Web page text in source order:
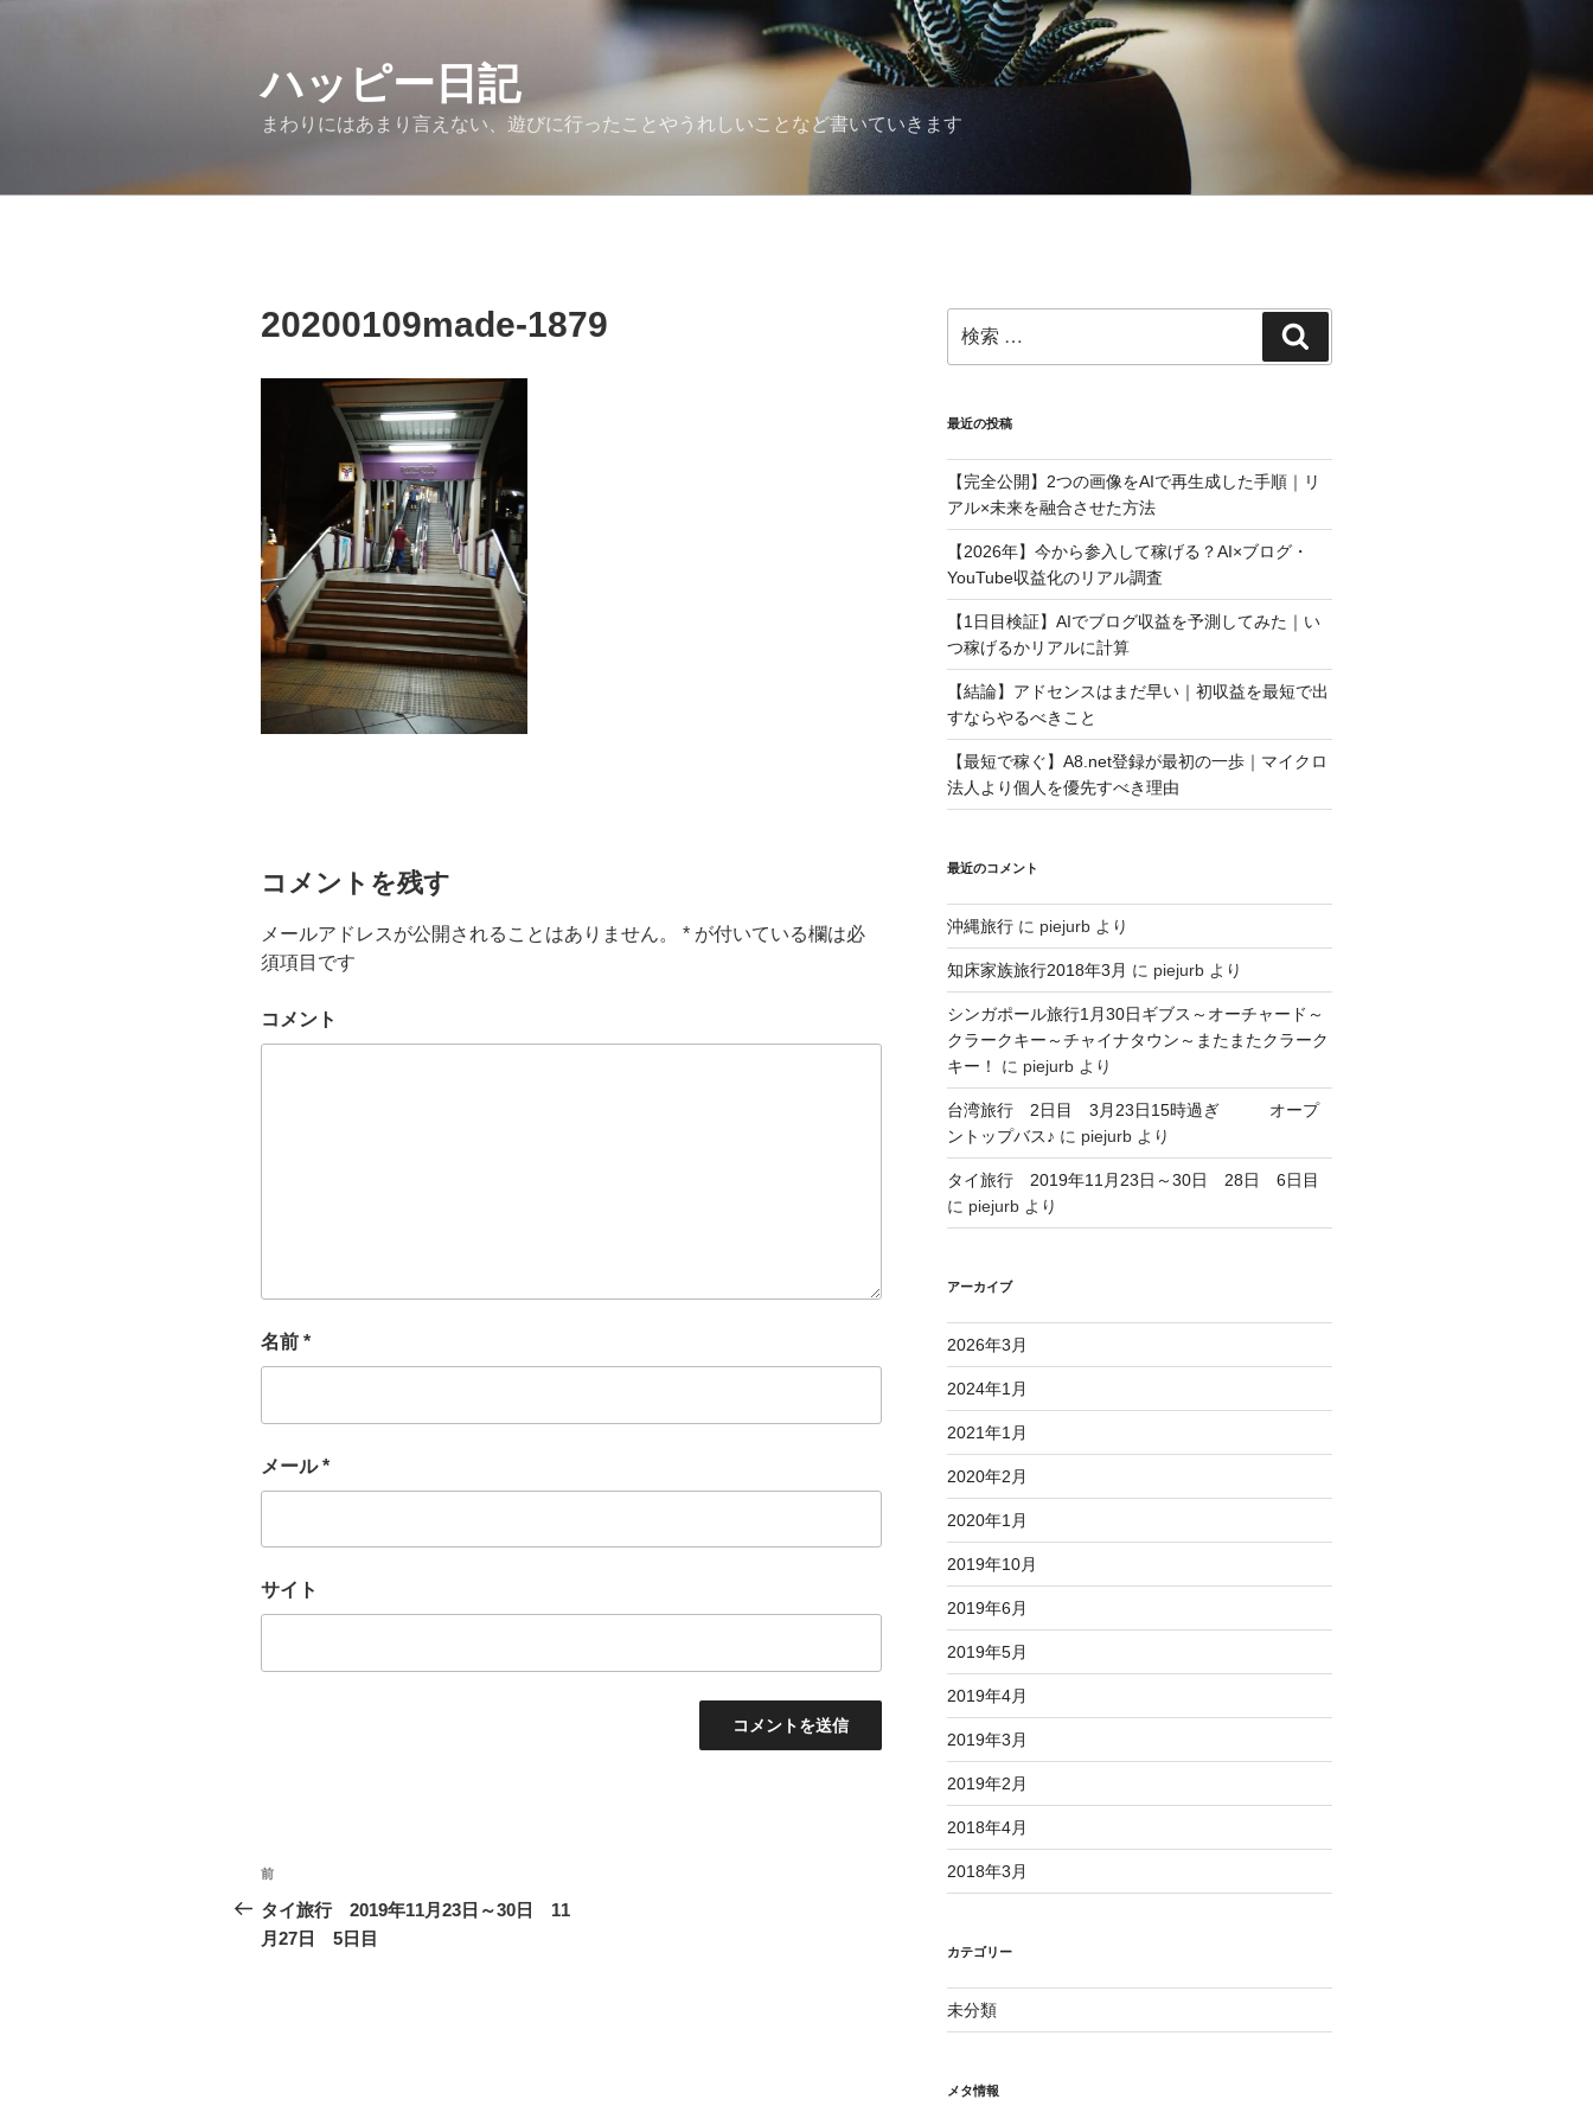
ハッピー日記
まわりにはあまり言えない、遊びに行ったことやうれしいことなど書いていきます
20200109made-1879
コメントを残す
メールアドレスが公開されることはありません。 * が付いている欄は必
須項目です
コメント
名前 *
メール*
サイト
投
稿
ナ
過
去
の
前
タイ旅行 2019年11月23日～30日 11
月27日 5日目
索:
索
最近の投稿
【完全公開】2つの画像をAIで再生成した手順｜リ
アル×未来を融合させた方法
【2026年】今から参入して稼げる？AI×ブログ・
YouTube収益化のリアル調査
【1日目検証】AIでブログ収益を予測してみた｜い
つ稼げるかリアルに計算
【結論】アドセンスはまだ早い｜初収益を最短で出
すならやるべきこと
【最短で稼ぐ】A8.net登録が最初の一歩｜マイクロ
法人より個人を優先すべき理由
最近のコメント
沖縄旅行に piejurbより
知床家族旅行2018年3月 に piejurbより
シンガポール旅行1月30日ギブス～オーチャード～
クラークキー～チャイナタウン～またまたクラーク
キー！
に piejurbより
台湾旅行 2日目 3月23日15時過ぎ オープ
ントップバス♪ に piejurbより
タイ旅行 2019年11月23日～30日 28日 6日目
に piejurbより
アーカイブ
2026年3月
2024年1月
2021年1月
2020年2月
2020年1月
2019年10月
2019年6月
2019年5月
2019年4月
2019年3月
2019年2月
2018年4月
2018年3月
カテゴリー
未分類
メタ情報